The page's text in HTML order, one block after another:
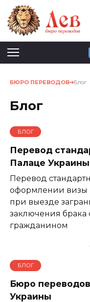
Перейти
содержанию
БЮРО ПЕРЕВОДОВ Блог
Блог
БЛОГ
Перевод
Палаце Украины
Перевод
оформлении визы
при выезде
заключения брака
гражданином
БЛОГ
Бюро
Украины